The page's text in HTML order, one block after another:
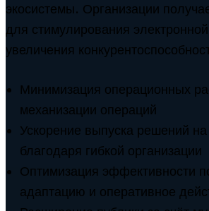
экосистемы. Организации
для стимулирования
увеличения
Минимизация операционных
механизации операций
Ускорение выпуска решений
благодаря гибкой организации
Оптимизация эффективности
адаптацию и оперативное